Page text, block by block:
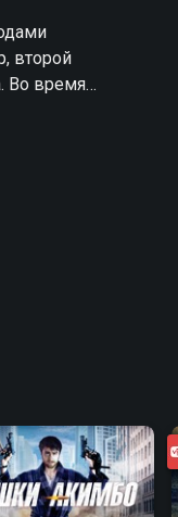
второй
Во время
пуля
заметила
собой того,
не даёт покоя,
завязать с
умело
согласие на
Герою